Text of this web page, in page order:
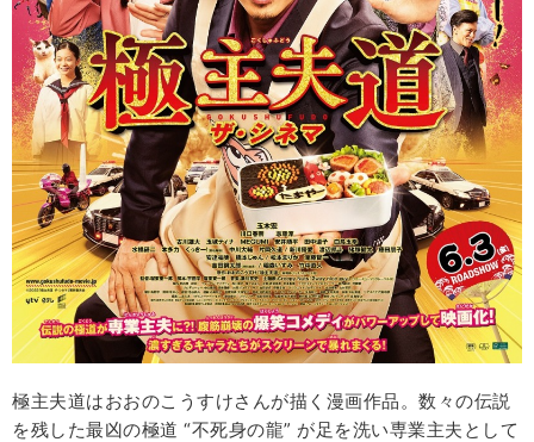
極主夫道はおおのこうすけさんが描く漫画作品。数々の伝説
を残した最凶の極道 “不死身の龍” が足を洗い専業主夫として